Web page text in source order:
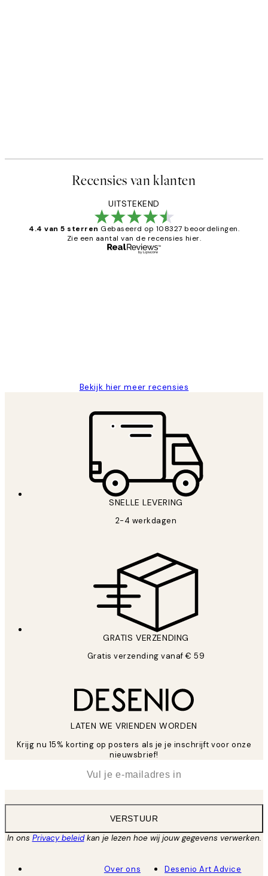
Recensies van klanten
UITSTEKEND
4.4 van 5 sterren Gebaseerd op 108327 beoordelingen.
Zie een aantal van de recensies hier.
Bekijk hier meer recensies
SNELLE LEVERING
2-4 werkdagen
GRATIS VERZENDING
Gratis verzending vanaf € 59
LATEN WE VRIENDEN WORDEN
Krijg nu 15% korting op posters als je je inschrijft voor onze
nieuwsbrief!
VERSTUUR
In ons Privacy beleidkan je lezen hoe wij jouw gegevens verwerken.
Over ons
Desenio Art Advice